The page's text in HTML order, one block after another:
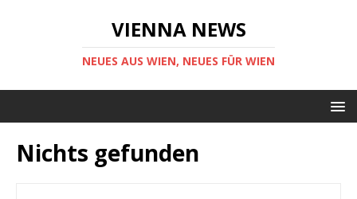
VIENNA NEWS
NEUES AUS WIEN, NEUES FÜR WIEN
Nichts gefunden